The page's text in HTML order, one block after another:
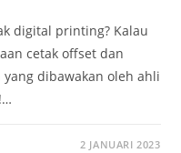
digital printing? Kalau
cetak offset dan
dibawakan oleh ahli
2 JANUARI 2023